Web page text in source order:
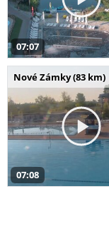
07:07
Nové Zámky (83 km)
07:08